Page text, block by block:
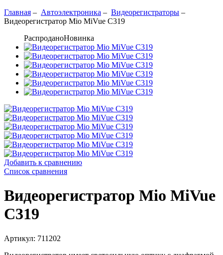
Главная – Автоэлектроника – Видеорегистраторы –
Видеорегистратор Mio MiVue С319
РаспроданоНовинка
Добавить к сравнению
Список сравнения
Видеорегистратор Mio MiVue
С319
Артикул: 711202